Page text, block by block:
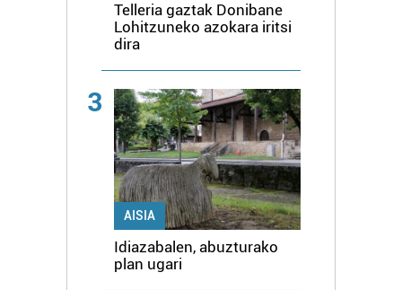
Telleria gaztak Donibane
Lohitzuneko azokara iritsi
dira
3
AISIA
Idiazabalen, abuzturako
plan ugari